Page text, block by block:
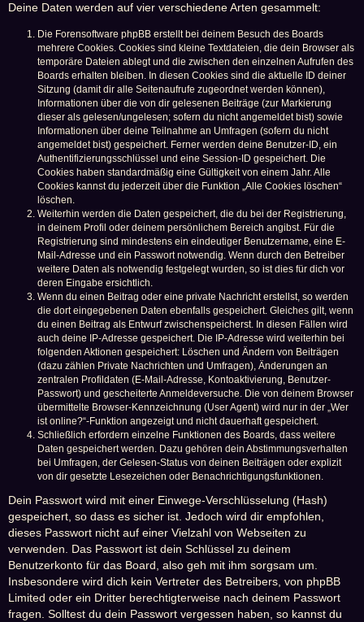
Deine Daten werden auf vier verschiedene Arten gesammelt:
Die Forensoftware phpBB erstellt bei deinem Besuch des Boards
mehrere Cookies. Cookies sind kleine Textdateien, die dein Browser als
temporäre Dateien ablegt und die zwischen den einzelnen Aufrufen des
Boards erhalten bleiben. In diesen Cookies sind die aktuelle ID deiner
Sitzung (damit dir alle Seitenaufrufe zugeordnet werden können),
Informationen über die von dir gelesenen Beiträge (zur Markierung
dieser als gelesen/ungelesen; sofern du nicht angemeldet bist) sowie
Informationen über deine Teilnahme an Umfragen (sofern du nicht
angemeldet bist) gespeichert. Ferner werden deine Benutzer-ID, ein
Authentifizierungsschlüssel und eine Session-ID gespeichert. Die
Cookies haben standardmäßig eine Gültigkeit von einem Jahr. Alle
Cookies kannst du jederzeit über die Funktion „Alle Cookies löschen“
löschen.
Weiterhin werden die Daten gespeichert, die du bei der Registrierung,
in deinem Profil oder deinem persönlichem Bereich angibst. Für die
Registrierung sind mindestens ein eindeutiger Benutzername, eine E-
Mail-Adresse und ein Passwort notwendig. Wenn durch den Betreiber
weitere Daten als notwendig festgelegt wurden, so ist dies für dich vor
deren Eingabe ersichtlich.
Wenn du einen Beitrag oder eine private Nachricht erstellst, so werden
die dort eingegebenen Daten ebenfalls gespeichert. Gleiches gilt, wenn
du einen Beitrag als Entwurf zwischenspeicherst. In diesen Fällen wird
auch deine IP-Adresse gespeichert. Die IP-Adresse wird weiterhin bei
folgenden Aktionen gespeichert: Löschen und Ändern von Beiträgen
(dazu zählen Private Nachrichten und Umfragen), Änderungen an
zentralen Profildaten (E-Mail-Adresse, Kontoaktivierung, Benutzer-
Passwort) und gescheiterte Anmeldeversuche. Die von deinem Browser
übermittelte Browser-Kennzeichnung (User Agent) wird nur in der „Wer
ist online?“-Funktion angezeigt und nicht dauerhaft gespeichert.
Schließlich erfordern einzelne Funktionen des Boards, dass weitere
Daten gespeichert werden. Dazu gehören dein Abstimmungsverhalten
bei Umfragen, der Gelesen-Status von deinen Beiträgen oder explizit
von dir gesetzte Lesezeichen oder Benachrichtigungsfunktionen.
Dein Passwort wird mit einer Einwege-Verschlüsselung (Hash)
gespeichert, so dass es sicher ist. Jedoch wird dir empfohlen,
dieses Passwort nicht auf einer Vielzahl von Webseiten zu
verwenden. Das Passwort ist dein Schlüssel zu deinem
Benutzerkonto für das Board, also geh mit ihm sorgsam um.
Insbesondere wird dich kein Vertreter des Betreibers, von phpBB
Limited oder ein Dritter berechtigterweise nach deinem Passwort
fragen. Solltest du dein Passwort vergessen haben, so kannst du